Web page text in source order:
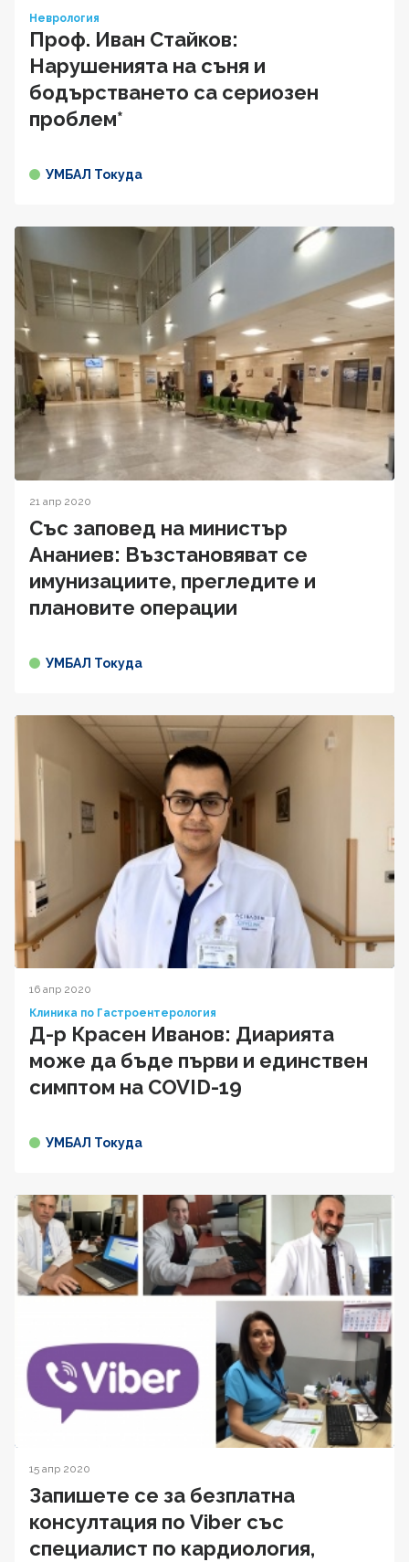
Неврология
Проф. Иван Стайков:
Нарушенията на съня и
бодърстването са сериозен
проблем*
УМБАЛ Токуда
21 апр 2020
Със заповед на министър
Ананиев: Възстановяват се
имунизациите, прегледите и
плановите операции
УМБАЛ Токуда
16 апр 2020
Клиника по Гастроентерология
Д-р Красен Иванов: Диарията
може да бъде първи и единствен
симптом на COVID-19
УМБАЛ Токуда
15 апр 2020
Запишете се за безплатна
консултация по Viber със
специалист по кардиология,